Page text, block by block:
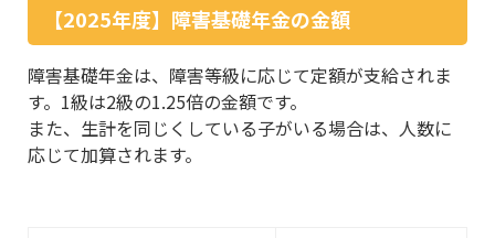
【2025年度】障害基礎年金の金額
障害基礎年金は、障害等級に応じて定額が支給されま
す。1級は2級の1.25倍の金額です。
また、生計を同じくしている子がいる場合は、人数に
応じて加算されます。